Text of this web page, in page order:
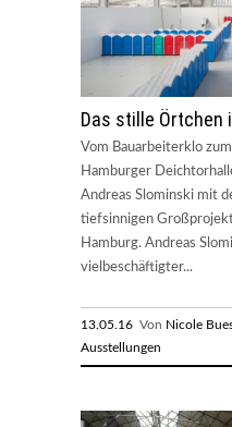
Das stille Örtchen
Vom Bauarbeiterklo
Hamburger
Andreas Slominski mit
tiefsinnigen
Hamburg. Andreas
vielbeschäftigter...
13.05.16 Von Nicole
Ausstellungen